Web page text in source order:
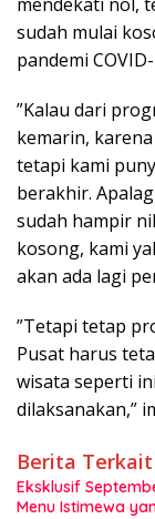
sudah mulai
pandemi
”Kalau dari
kemarin,
tetapi kami
berakhir.
sudah hampir
kosong, kami
akan ada lagi
”Tetapi tetap
Pusat harus
wisata seperti
dilaksanakan,”
Berita Terkait
Eksklusif
Menu Istimewa